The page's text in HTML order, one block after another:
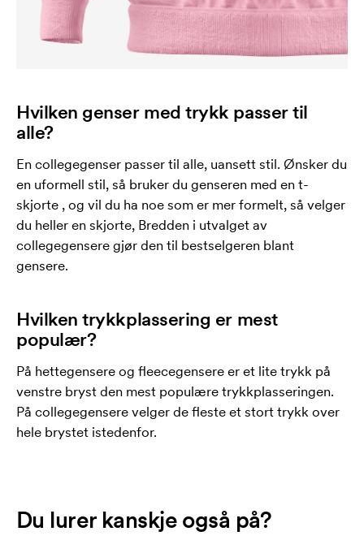
Hvilken genser med trykk passer til
alle?
En collegegenser passer til alle, uansett stil. Ønsker du
en uformell stil, så bruker du genseren med en t-
skjorte , og vil du ha noe som er mer formelt, så velger
du heller en skjorte, Bredden i utvalget av
collegegensere gjør den til bestselgeren blant
gensere.
Hvilken trykkplassering er mest
populær?
På hettegensere og fleecegensere er et lite trykk på
venstre bryst den mest populære trykkplasseringen.
På collegegensere velger de fleste et stort trykk over
hele brystet istedenfor.
Du lurer kanskje også på?